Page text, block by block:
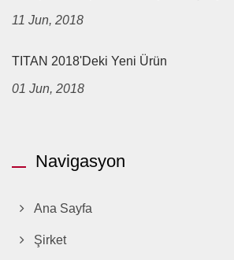
11 Jun, 2018
TITAN 2018'deki Yeni Ürün
01 Jun, 2018
Navigasyon
Ana Sayfa
Şirket